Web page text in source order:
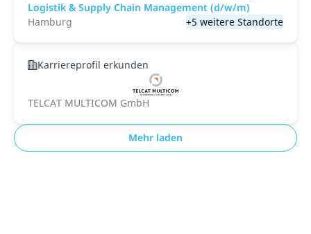
Logistik & Supply Chain Management (d/w/m)
Hamburg
+5 weitere Standorte
Karriereprofil erkunden
TELCAT MULTICOM GmbH
Mehr laden